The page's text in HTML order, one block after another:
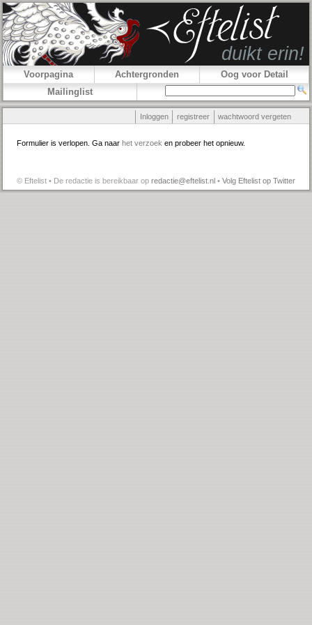
Voorpagina Achtergronden
Oog voor Detail
Mailinglist
Inloggen registreer wachtwoord vergeten
Formulier is verlopen. Ga naar het verzoek en probeer het opnieuw.
© Eftelist • De redactie is bereikbaar op redactie@eftelist.nl • Volg Eftelist op Twitter